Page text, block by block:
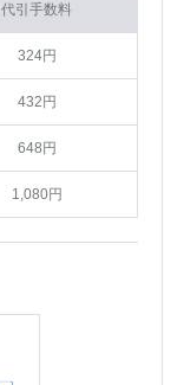
代引手数料
324円
432円
648円
1,080円